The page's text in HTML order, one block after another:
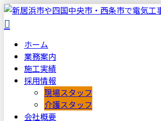
ホーム
業務案内
施工実績
採用情報
現場スタッフ
介護スタッフ
会社概要